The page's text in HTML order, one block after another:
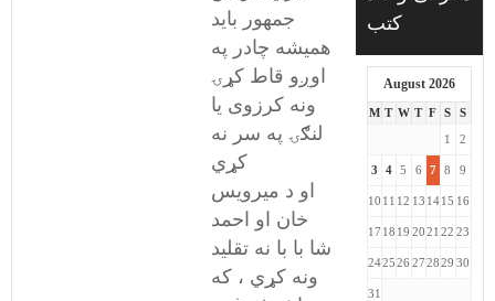
جمهور باید
همیشه چادر په
اوږو قاط کړۍ
ونه کرزوی یا
لنګۍ په سر نه
کړي
او د میرویس
خان او احمد
شا با با نه تقلید
ونه کړي ، که
کتب
August 2026
M T W T F S
S
1
2
3 4 5 6 7 8 9
10 11 12 13 1415 16
17 18 19 2021 22 23
2425 26 2728 29 30
31